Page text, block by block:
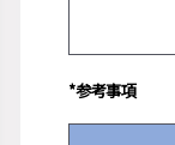
*参考事項